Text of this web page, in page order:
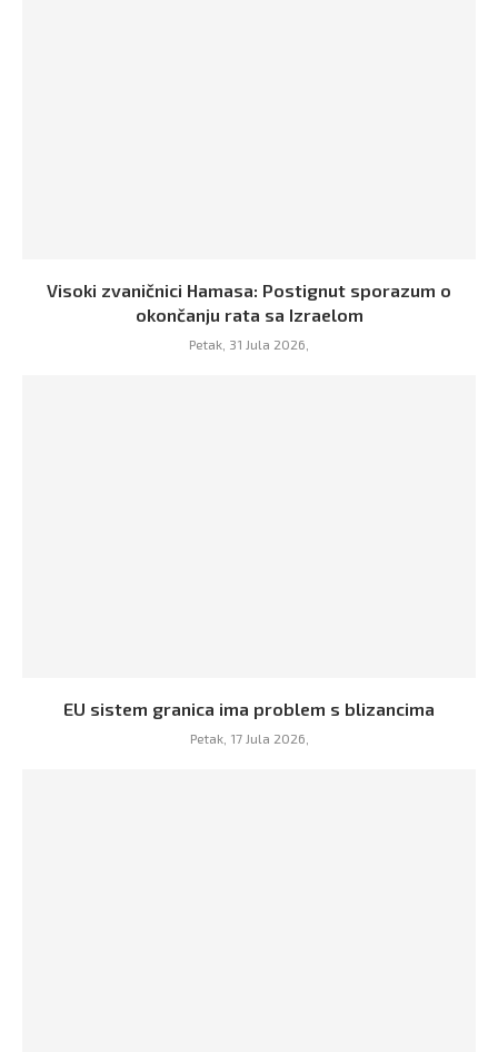
Visoki zvaničnici Hamasa: Postignut sporazum o
okončanju rata sa Izraelom
Petak, 31 Jula 2026,
EU sistem granica ima problem s blizancima
Petak, 17 Jula 2026,